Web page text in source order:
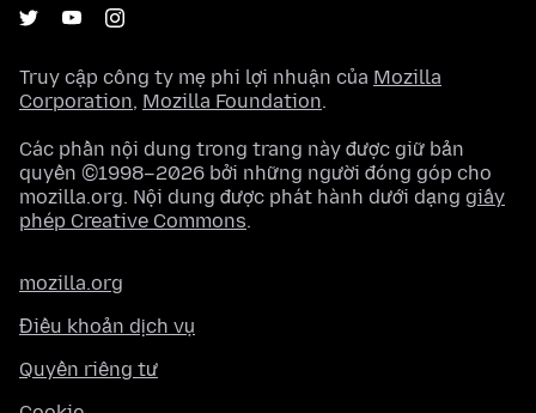
Truy cập công ty mẹ phi lợi nhuận của Mozilla
Corporation, Mozilla Foundation.
Các phần nội dung trong trang này được giữ bản
quyền ©1998–2026 bởi những người đóng góp cho
mozilla.org. Nội dung được phát hành dưới dạng giấy
phép Creative Commons.
mozilla.org
Điều khoản dịch vụ
Quyền riêng tư